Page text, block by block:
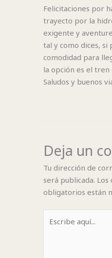
Felicitaciones por
trayecto por la
exigente y
tal y como dices, si
comodidad para
la opción es el tren
Saludos y buenos
Deja un
Tu dirección de
será publicada. Los
obligatorios están
aquí...